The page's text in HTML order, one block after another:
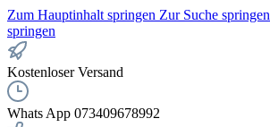
Zum Hauptinhalt springen Zur Suche springen
springen
Kostenloser Versand
Whats App 073409678992